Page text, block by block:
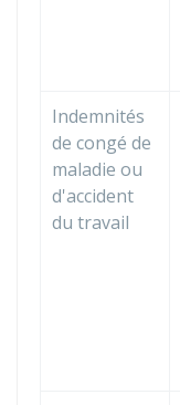
Indemnités
de congé de
maladie ou
d'accident
du travail